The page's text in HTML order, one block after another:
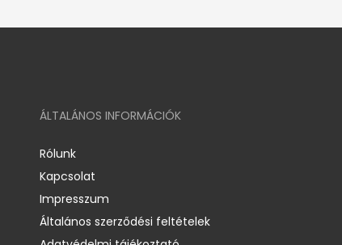
ÁLTALÁNOS INFORMÁCIÓK
Rólunk
Kapcsolat
Impresszum
Általános szerződési feltételek